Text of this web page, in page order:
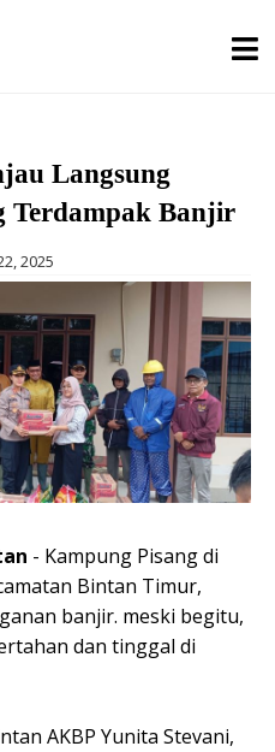
Langsung
Terdampak Banjir
2025
- Kampung Pisang di
Bintan Timur,
banjir. meski begitu,
dan tinggal di
AKBP Yunita Stevani,